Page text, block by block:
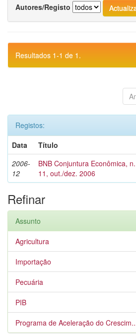
Autores/Registo
Resultados 1-1 de 1.
Registos:
Data
Título
2006-
12
BNB Conjuntura Econômica, n.
11, out./dez. 2006
Refinar
Assunto
Agricultura
Importação
Pecuária
PIB
Programa de Aceleração do